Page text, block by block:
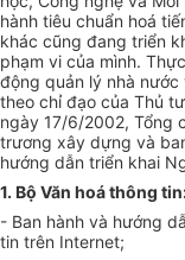
hành tiêu chuẩn hoá
khác cũng đang triển
phạm vi của mình.
động quản lý nhà
theo chỉ đạo của Thủ
ngày 17/6/2002, Tổng
trương xây dựng và
hướng dẫn triển khai
1. Bộ Văn hoá thông
- Ban hành và hướng
tin trên Internet;